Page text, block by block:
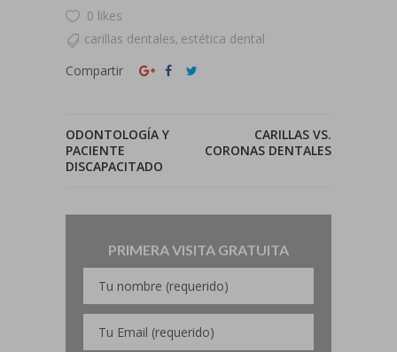
0 likes
carillas dentales, estética dental
Compartir
ODONTOLOGÍA Y
PACIENTE
DISCAPACITADO
CARILLAS VS.
CORONAS DENTALES
PRIMERA VISITA GRATUITA